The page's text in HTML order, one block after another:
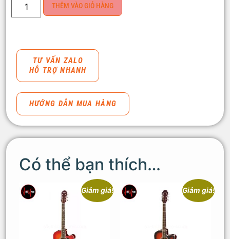
THÊM VÀO GIỎ HÀNG
TƯ VẤN ZALO
HỖ TRỢ NHANH
HƯỚNG DẪN MUA HÀNG
Có thể bạn thích…
Giảm giá! Giảm giá!